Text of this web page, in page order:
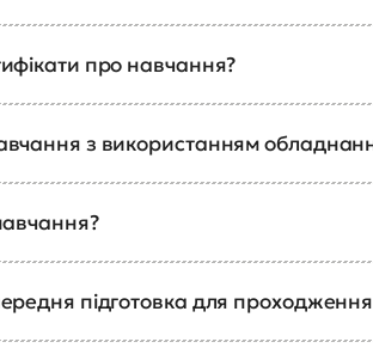
про навчання?
з використанням
підготовка для